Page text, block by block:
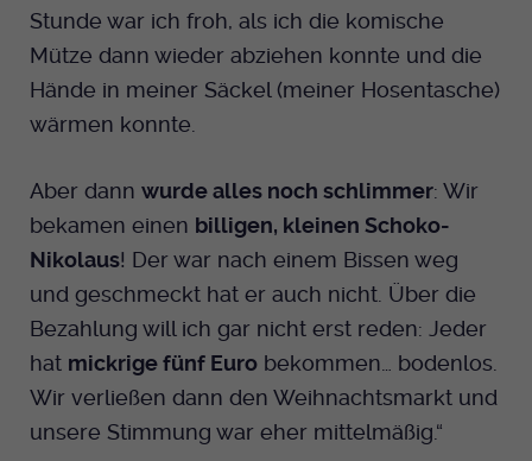
Stunde war ich froh, als ich die komische
Mütze dann wieder abziehen konnte und die
Hände in meiner Säckel (meiner Hosentasche)
wärmen konnte.
Aber dann wurde alles noch schlimmer: Wir
bekamen einen billigen, kleinen Schoko-
Nikolaus! Der war nach einem Bissen weg
und geschmeckt hat er auch nicht. Über die
Bezahlung will ich gar nicht erst reden: Jeder
hat mickrige fünf Euro bekommen… bodenlos.
Wir verließen dann den Weihnachtsmarkt und
unsere Stimmung war eher mittelmäßig.“